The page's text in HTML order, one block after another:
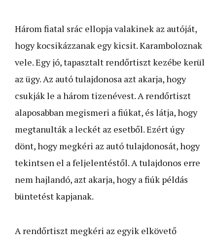
Három fiatal srác ellopja valakinek az autóját,
hogy kocsikázzanak egy kicsit. Karamboloznak
vele. Egy jó, tapasztalt rendőrtiszt kezébe kerül
az ügy. Az autó tulajdonosa azt akarja, hogy
csukják le a három tizenévest. A rendőrtiszt
alaposabban megismeri a fiúkat, és látja, hogy
megtanulták a leckét az esetből. Ezért úgy
dönt, hogy megkéri az autó tulajdonosát, hogy
tekintsen el a feljelentéstől. A tulajdonos erre
nem hajlandó, azt akarja, hogy a fiúk példás
büntetést kapjanak.
A rendőrtiszt megkéri az egyik elkövető